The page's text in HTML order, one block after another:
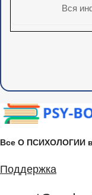
Вся
Все О ПСИХОЛОГИИ
Поддержка